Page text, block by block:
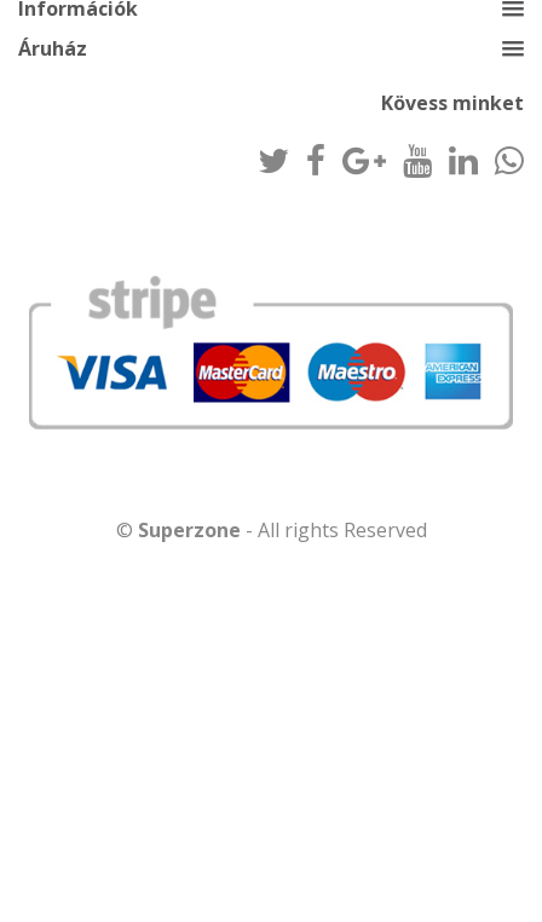
Információk
Áruház
Kövess minket
© Superzone - All rights Reserved